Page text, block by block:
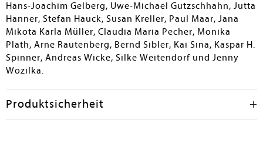
Hans-Joachim Gelberg, Uwe-Michael Gutzschhahn, Jutta
Hanner, Stefan Hauck, Susan Kreller, Paul Maar, Jana
Mikota Karla Müller, Claudia Maria Pecher, Monika
Plath, Arne Rautenberg, Bernd Sibler, Kai Sina, Kaspar H.
Spinner, Andreas Wicke, Silke Weitendorf und Jenny
Wozilka.
Produktsicherheit